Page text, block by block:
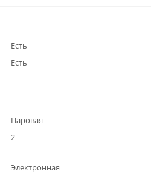
Есть
Есть
Паровая
2
Электронная